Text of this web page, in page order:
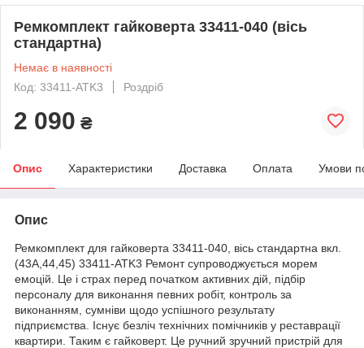
Ремкомплект гайковерта 33411-040 (вісь
стандартна)
Немає в наявності
Код: 33411-ATK3
Роздріб
2 090 ₴
Опис Характеристики Доставка Оплата Умови
Опис
Ремкомплект для гайковерта 33411-040, вісь стандартна вкл.
(43A,44,45) 33411-ATK3 Ремонт супроводжується морем
емоцій. Це і страх перед початком активних дій, підбір
персоналу для виконання певних робіт, контроль за
виконанням, сумніви щодо успішного результату
підприємства. Існує безліч технічних помічників у реставрації
квартири. Таким є гайковерт. Це ручний зручний пристрій для